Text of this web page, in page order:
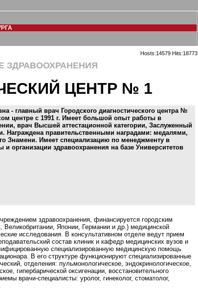
Hosts:14579 Hits:18773
ЗДРАВООХРАНЕНИЯ
ЦЕНТР № 1
- главный врач Городского диагностического центра №
центре с 1991 г. Имеет большой опыт работы в
врач Высшей аттестационной категории, Заслуженный
Награждена правительственными наградами: медалями,
Знамени. Имеет специализацию по менеджменту в
и организации здравоохранения на базе Университетов
здравоохранения, финансируется городским
Японии, Германии и др.) медицинской
исследования. В консультативном отделе ведут прием
состав клиник и кафедр медицинских вузов и
специализированную медицинскую помощь
В его структуре функционируют специализированные
отделения: пульмонологическое, эндокринологическое,
гипербарической оксигенации, восстановительного
врачи-специалисты: уролог, гинеколог, стоматолог,